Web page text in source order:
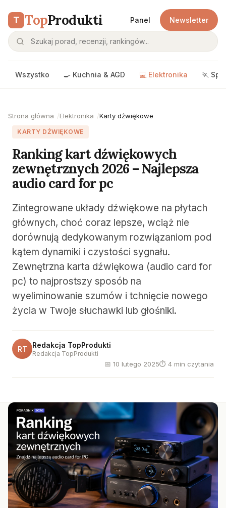
T TopProdukti Panel Newsletter
Wszystko 🍳 Kuchnia & AGD 💻 Elektronika 🏃
Strona główna Elektronika Karty dźwiękowe
KARTY DŹWIĘKOWE
Ranking kart dźwiękowych
zewnętrznych 2026 – Najlepsza
audio card for pc
Zintegrowane układy dźwiękowe na płytach
głównych, choć coraz lepsze, wciąż nie
dorównują dedykowanym rozwiązaniom pod
kątem dynamiki i czystości sygnału.
Zewnętrzna karta dźwiękowa (audio card for
pc) to najprostszy sposób na
wyeliminowanie szumów i tchnięcie nowego
życia w Twoje słuchawki lub głośniki.
RT Redakcja TopProdukti
Redakcja TopProdukti
📅 10 lutego 2025⏱ 4 min czytania